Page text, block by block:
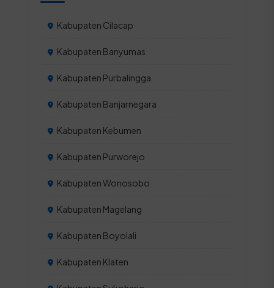
Kabupaten Cilacap
Kabupaten Banyumas
Kabupaten Purbalingga
Kabupaten Banjarnegara
Kabupaten Kebumen
Kabupaten Purworejo
Kabupaten Wonosobo
Kabupaten Magelang
Kabupaten Boyolali
Kabupaten Klaten